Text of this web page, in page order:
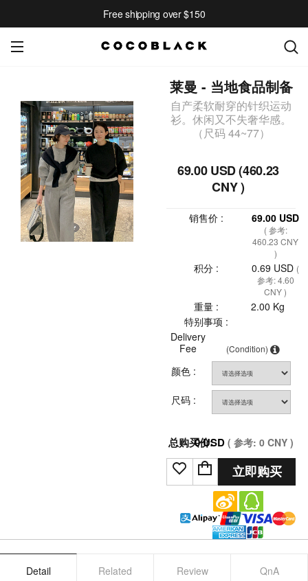
Free shipping over $150
莱曼 - 当地食品制备
自产柔软耐穿的针织运动
衫。休闲又不失奢华感。
（尺码 44~77）
69.00 USD (460.23
CNY )
销售价 : 69.00 USD
( 参考:
460.23 CNY
)
积分 : 0.69 USD (
参考: 4.60
CNY )
重量 :
2.00 Kg
特别事项 :
Delivery
Fee
(Condition)
颜色 :
尺码 :
总购买价:
0USD( 参考:0 CNY )
立即购买
Detail Related Review QnA